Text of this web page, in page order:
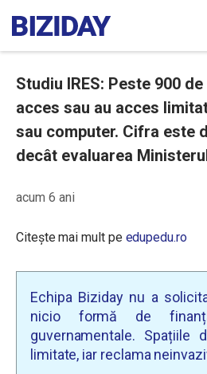
Studiu IRES: Peste 900
acces sau au acces
sau computer. Cifra este
decât evaluarea
acum 6 ani
Citește mai mult pe edupedu.ro
Echipa Biziday nu a
nicio formă de
guvernamentale. Spațiile
limitate, iar reclama